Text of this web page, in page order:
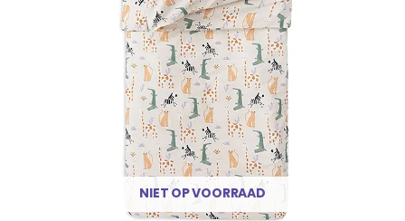
NIET OP VOORRAAD